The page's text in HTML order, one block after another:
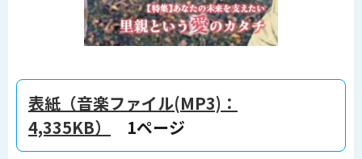
表紙（音楽ファイル(MP3)：
4,335KB）
1ページ